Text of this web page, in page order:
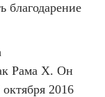
благодарение
Рама X. Он
2016